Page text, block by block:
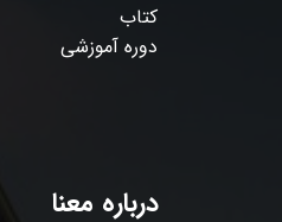
کتاب
دوره آموزشی
درباره معنا